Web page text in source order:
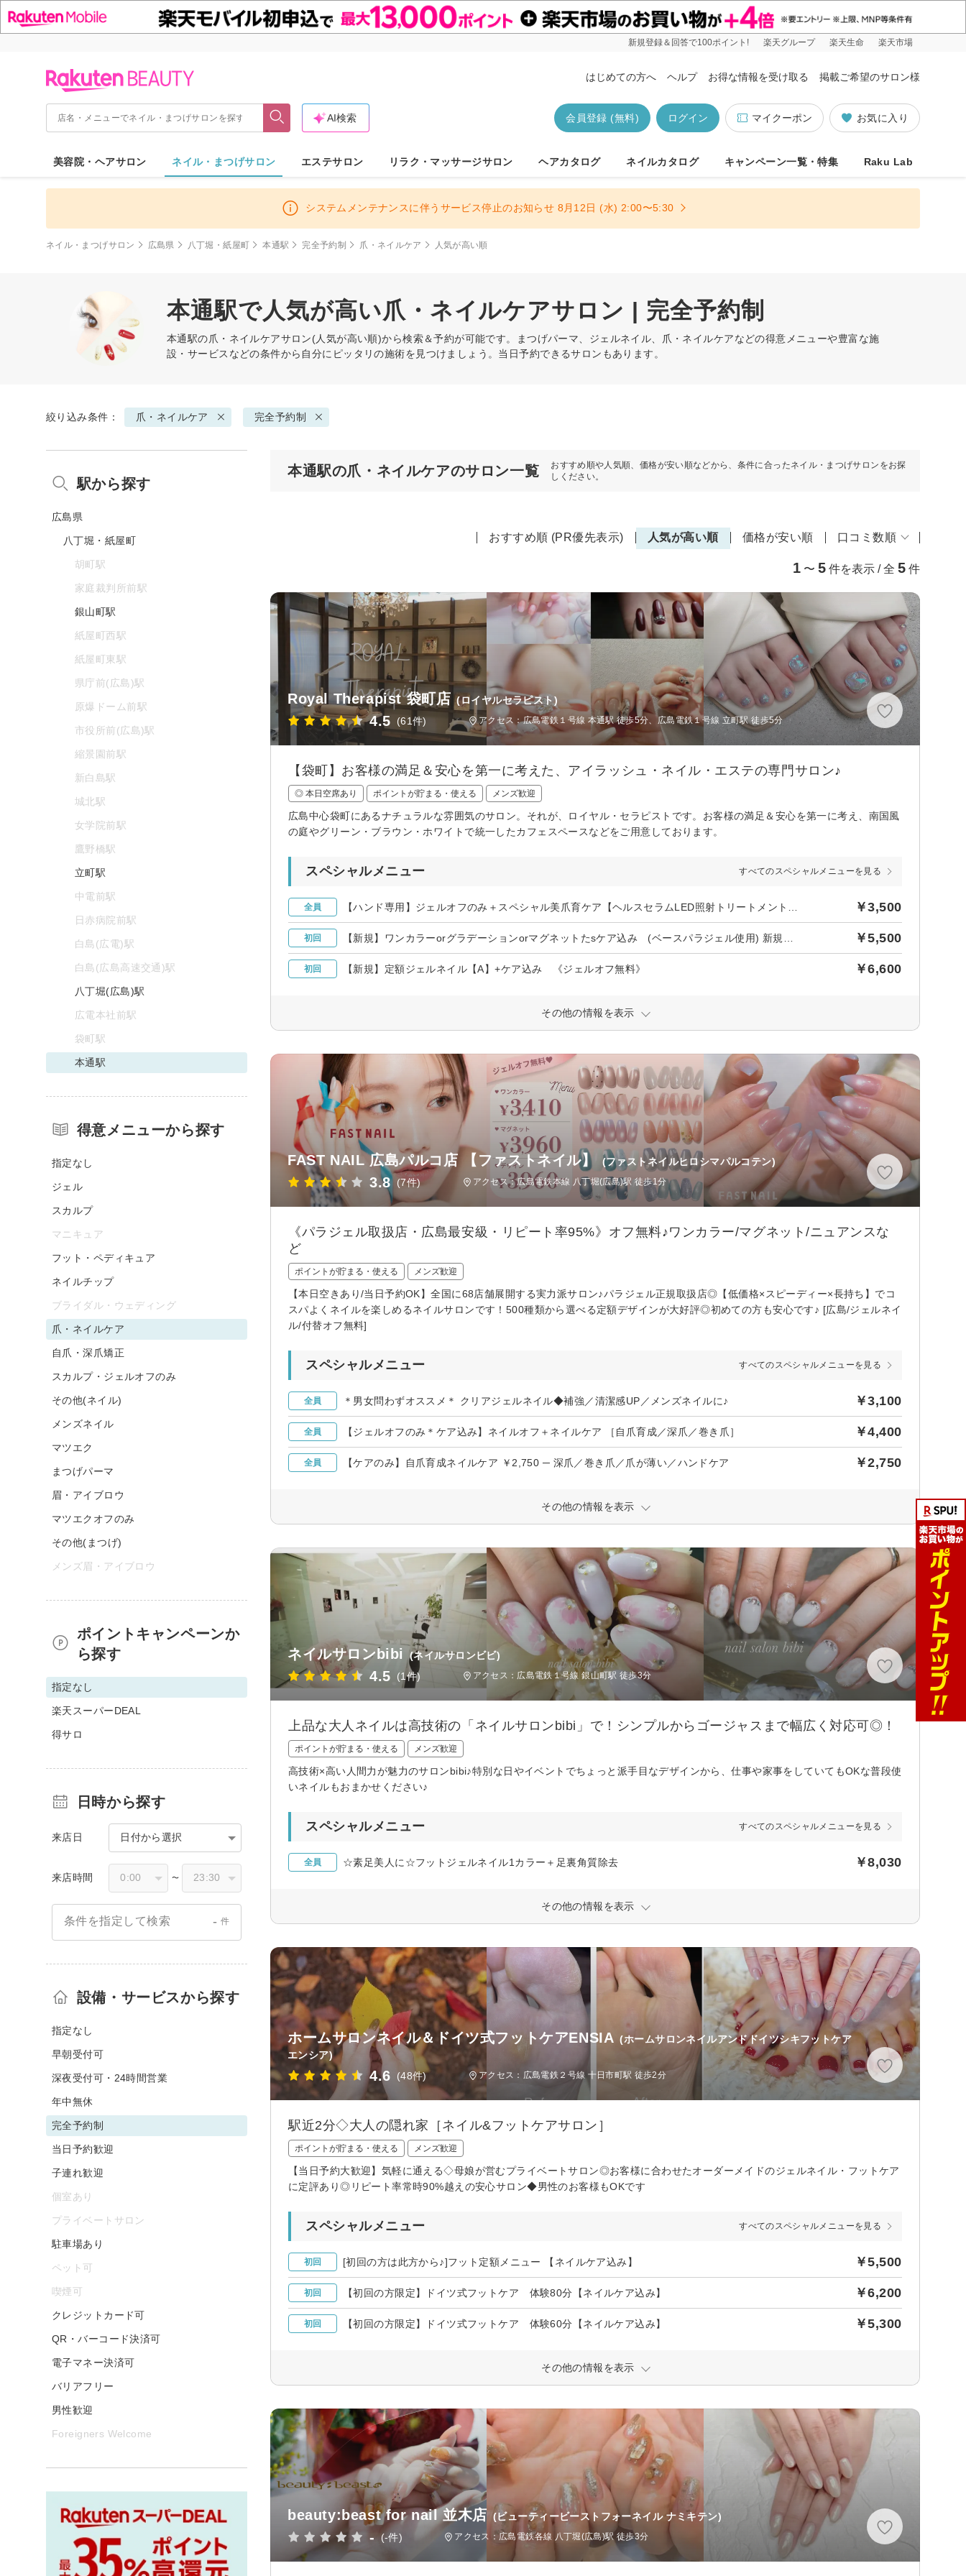
新規登録＆回答で100ポイント! 楽天グループ 楽天生命 楽天市場
はじめての方へ ヘルプ お得な情報を受け取る 掲載ご希望のサロン様
お気に入り
マイクーポン
ログイン
会員登録 (無料)
AI検索
美容院・ヘアサロン ネイル・まつげサロン エステサロン リラク・マッサージサロン ヘアカタログ ネイルカタログ キャンペーン一覧・特集 Raku Lab
システムメンテナンスに伴うサービス停止のお知らせ 8月12日 (水) 2:00〜5:30
ネイル・まつげサロン 広島県 八丁堀・紙屋町 本通駅 完全予約制 爪・ネイルケア 人気が高い順
本通駅で人気が高い爪・ネイルケアサロン | 完全予約制
本通駅の爪・ネイルケアサロン(人気が高い順)から検索＆予約が可能です。まつげパーマ、ジェルネイル、爪・ネイルケアなどの得意メニューや豊富な施
設・サービスなどの条件から自分にピッタリの施術を見つけましょう。当日予約できるサロンもあります。
絞り込み条件： 爪・ネイルケア 完全予約制
本通駅の爪・ネイルケアのサロン一覧
おすすめ順や人気順、価格が安い順などから、条件に合ったネイル・まつげサロンをお探
しください。
おすすめ順 (PR優先表示) 人気が高い順 価格が安い順 口コミ数順
1 〜 5 件を表示 / 全 5 件
Royal Therapist 袋町店 (ロイヤルセラピスト)
4.5 (61件) アクセス：広島電鉄１号線 本通駅 徒歩5分、広島電鉄１号線 立町駅 徒歩5分
【袋町】お客様の満足＆安心を第一に考えた、アイラッシュ・ネイル・エステの専門サロン♪
◎ 本日空席あり ポイントが貯まる・使える メンズ歓迎
広島中心袋町にあるナチュラルな雰囲気のサロン。それが、ロイヤル・セラピストです。お客様の満足＆安心を第一に考え、南国風
の庭やグリーン・ブラウン・ホワイトで統一したカフェスペースなどをご用意しております。
スペシャルメニュー すべてのスペシャルメニューを見る
全員 ￥3,500
初回 ￥5,500
初回 【新規】定額ジェルネイル【A】+ケア込み 《ジェルオフ無料》 ￥6,600
その他の情報を表示
FAST NAIL 広島パルコ店 【ファストネイル】 (ファストネイルヒロシマパルコテン)
3.8 (7件) アクセス：広島電鉄本線 八丁堀(広島)駅 徒歩1分
《パラジェル取扱店・広島最安級・リピート率95%》オフ無料♪ワンカラー/マグネット/ニュアンスな
ど
ポイントが貯まる・使える メンズ歓迎
【本日空きあり/当日予約OK】全国に68店舗展開する実力派サロン♪パラジェル正規取扱店◎【低価格×スピーディー×長持ち】でコ
スパよくネイルを楽しめるネイルサロンです！500種類から選べる定額デザインが大好評◎初めての方も安心です♪ [広島/ジェルネイ
ル/付替オフ無料]
スペシャルメニュー すべてのスペシャルメニューを見る
全員 ＊男女問わずオススメ＊ クリアジェルネイル◆補強／清潔感UP／メンズネイルに♪ ￥3,100
全員 【ジェルオフのみ＊ケア込み】ネイルオフ＋ネイルケア ［自爪育成／深爪／巻き爪］ ￥4,400
全員 【ケアのみ】自爪育成ネイルケア ￥2,750 ─ 深爪／巻き爪／爪が薄い／ハンドケア ￥2,750
その他の情報を表示
ネイルサロンbibi (ネイルサロンビビ)
4.5 (1件) アクセス：広島電鉄１号線 銀山町駅 徒歩3分
上品な大人ネイルは高技術の「ネイルサロンbibi」で！シンプルからゴージャスまで幅広く対応可◎！
ポイントが貯まる・使える メンズ歓迎
高技術×高い人間力が魅力のサロンbibi♪特別な日やイベントでちょっと派手目なデザインから、仕事や家事をしていてもOKな普段使
いネイルもおまかせください♪
スペシャルメニュー すべてのスペシャルメニューを見る
全員 ☆素足美人に☆フットジェルネイル1カラー＋足裏角質除去 ￥8,030
その他の情報を表示
ホームサロンネイル＆ドイツ式フットケアENSIA (ホームサロンネイルアンドドイツシキフットケア
エンシア)
4.6 (48件) アクセス：広島電鉄２号線 十日市町駅 徒歩2分
駅近2分◇大人の隠れ家［ネイル&フットケアサロン］
ポイントが貯まる・使える メンズ歓迎
【当日予約大歓迎】気軽に通える◇母娘が営むプライベートサロン◎お客様に合わせたオーダーメイドのジェルネイル・フットケア
に定評あり◎リピート率常時90%越えの安心サロン◆男性のお客様もOKです
スペシャルメニュー すべてのスペシャルメニューを見る
初回 [初回の方は此方から♪]フット定額メニュー 【ネイルケア込み】 ￥5,500
初回 【初回の方限定】ドイツ式フットケア 体験80分【ネイルケア込み】 ￥6,200
初回 【初回の方限定】ドイツ式フットケア 体験60分【ネイルケア込み】 ￥5,300
その他の情報を表示
beauty:beast for nail 並木店 (ビューティービーストフォーネイル ナミキテン)
- (-件) アクセス：広島電鉄各線 八丁堀(広島)駅 徒歩3分
駅から探す
広島県
八丁堀・紙屋町
胡町駅
家庭裁判所前駅
銀山町駅
紙屋町西駅
紙屋町東駅
県庁前(広島)駅
原爆ドーム前駅
市役所前(広島)駅
縮景園前駅
新白島駅
城北駅
女学院前駅
鷹野橋駅
立町駅
中電前駅
日赤病院前駅
白島(広電)駅
白島(広島高速交通)駅
八丁堀(広島)駅
広電本社前駅
袋町駅
本通駅
得意メニューから探す
指定なし
ジェル
スカルプ
マニキュア
フット・ペディキュア
ネイルチップ
ブライダル・ウェディング
爪・ネイルケア
自爪・深爪矯正
スカルプ・ジェルオフのみ
その他(ネイル)
メンズネイル
マツエク
まつげパーマ
眉・アイブロウ
マツエクオフのみ
その他(まつげ)
メンズ眉・アイブロウ
ポイントキャンペーンか
ら探す
指定なし
楽天スーパーDEAL
得サロ
日時から探す
来店日 日付から選択
来店時間 〜
条件を指定して検索 - 件
設備・サービスから探す
指定なし
早朝受付可
深夜受付可・24時間営業
年中無休
完全予約制
当日予約歓迎
子連れ歓迎
個室あり
プライベートサロン
駐車場あり
ペット可
喫煙可
クレジットカード可
QR・バーコード決済可
電子マネー決済可
バリアフリー
男性歓迎
Foreigners Welcome